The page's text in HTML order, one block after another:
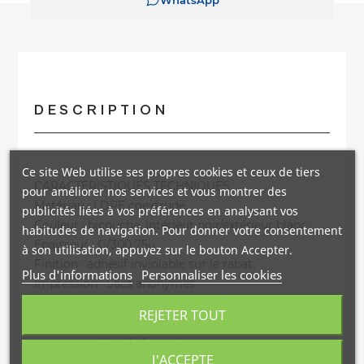
DESCRIPTION
CARACTÉRISTIQUES TECHNIQUES
Matériau : LDPE coextrudé
Couleur : bicouche. Intérieur noir/extérieur blanc
Epaisseur : G/300 75µ
Impression : Sacs anonymes
de couleur, d'épaisseur et d'impression. Contactez-
nous pour plus d'informations.
Ce site Web utilise ses propres cookies et ceux de tiers
pour améliorer nos services et vous montrer des
publicités liées à vos préférences en analysant vos
habitudes de navigation. Pour donner votre consentement
à son utilisation, appuyez sur le bouton Accepter.
Plus d'informations Personnaliser les cookies
REJETER TOUT
J'ACCEPTE